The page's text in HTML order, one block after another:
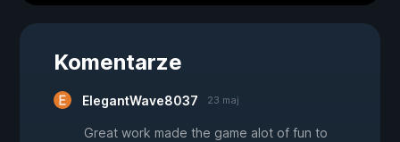
Komentarze
ElegantWave8037 23 maj
Great work made the game alot of fun to